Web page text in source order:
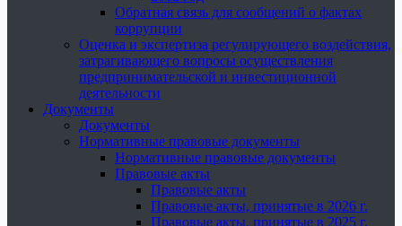
Обратная связь для сообщений о фактах
коррупции
Оценка и экспертиза регулирующего воздействия,
затрагивающего вопросы осуществления
предпринимательской и инвестиционной
деятельности
Документы
Документы
Нормативные правовые документы
Нормативные правовые документы
Правовые акты
Правовые акты
Правовые акты, принятые в 2026 г.
Правовые акты, принятые в 2025 г.